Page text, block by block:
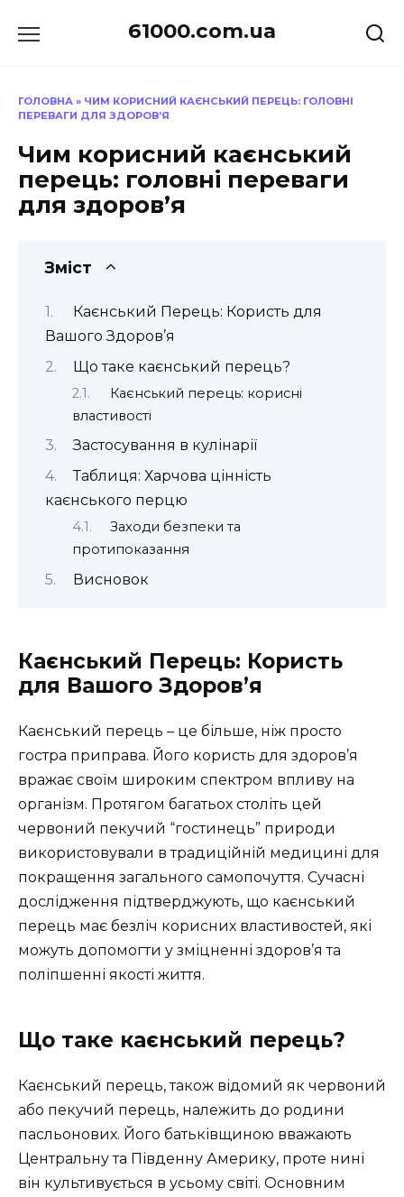
до
61000.com.ua
ГОЛОВНА » ЧИМ КОРИСНИЙ КАЄНСЬКИЙ ПЕРЕЦЬ: ГОЛОВНІ
ПЕРЕВАГИ ДЛЯ ЗДОРОВ’Я
Чим корисний каєнський
перець: головні переваги
для здоров’я
Зміст
Каєнський Перець: Користь для
Вашого Здоров’я
Що таке каєнський перець?
Каєнський перець: корисні
властивості
Застосування в кулінарії
Таблиця: Харчова цінність
каєнського перцю
Заходи безпеки та
протипоказання
Висновок
Каєнський Перець: Користь
для Вашого Здоров’я
Каєнський перець – це більше, ніж просто
гостра приправа. Його користь для здоров’я
вражає своїм широким спектром впливу на
організм. Протягом багатьох століть цей
червоний пекучий “гостинець” природи
використовували в традиційній медицині для
покращення загального самопочуття. Сучасні
дослідження підтверджують, що каєнський
перець має безліч корисних властивостей, які
можуть допомогти у зміцненні здоров’я та
поліпшенні якості життя.
Що таке каєнський перець?
Каєнський перець, також відомий як червоний
або пекучий перець, належить до родини
пасльонових. Його батьківщиною вважають
Центральну та Південну Америку, проте нині
він культивується в усьому світі. Основним